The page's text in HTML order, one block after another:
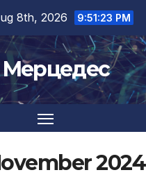
8th, 2026 9:51:24 PM
Мерцедес
2024